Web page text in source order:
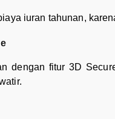
iuran tahunan,
dengan fitur 3D